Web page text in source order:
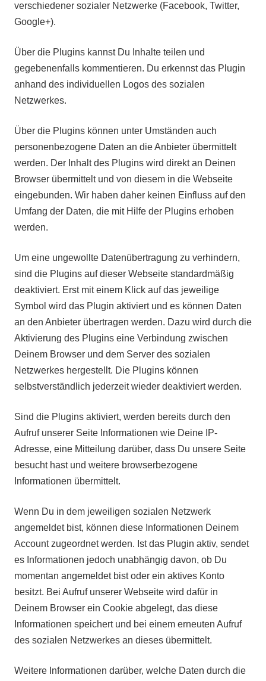
verschiedener sozialer Netzwerke (Facebook, Twitter,
Google+).
Über die Plugins kannst Du Inhalte teilen und
gegebenenfalls kommentieren. Du erkennst das Plugin
anhand des individuellen Logos des sozialen
Netzwerkes.
Über die Plugins können unter Umständen auch
personenbezogene Daten an die Anbieter übermittelt
werden. Der Inhalt des Plugins wird direkt an Deinen
Browser übermittelt und von diesem in die Webseite
eingebunden. Wir haben daher keinen Einfluss auf den
Umfang der Daten, die mit Hilfe der Plugins erhoben
werden.
Um eine ungewollte Datenübertragung zu verhindern,
sind die Plugins auf dieser Webseite standardmäßig
deaktiviert. Erst mit einem Klick auf das jeweilige
Symbol wird das Plugin aktiviert und es können Daten
an den Anbieter übertragen werden. Dazu wird durch die
Aktivierung des Plugins eine Verbindung zwischen
Deinem Browser und dem Server des sozialen
Netzwerkes hergestellt. Die Plugins können
selbstverständlich jederzeit wieder deaktiviert werden.
Sind die Plugins aktiviert, werden bereits durch den
Aufruf unserer Seite Informationen wie Deine IP-
Adresse, eine Mitteilung darüber, dass Du unsere Seite
besucht hast und weitere browserbezogene
Informationen übermittelt.
Wenn Du in dem jeweiligen sozialen Netzwerk
angemeldet bist, können diese Informationen Deinem
Account zugeordnet werden. Ist das Plugin aktiv, sendet
es Informationen jedoch unabhängig davon, ob Du
momentan angemeldet bist oder ein aktives Konto
besitzt. Bei Aufruf unserer Webseite wird dafür in
Deinem Browser ein Cookie abgelegt, das diese
Informationen speichert und bei einem erneuten Aufruf
des sozialen Netzwerkes an dieses übermittelt.
Weitere Informationen darüber, welche Daten durch die